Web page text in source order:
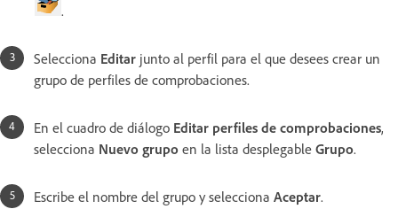
.
Selecciona Editar junto al perfil para el que desees crear un
grupo de perfiles de comprobaciones.
En el cuadro de diálogo Editar perfiles de comprobaciones,
selecciona Nuevo grupo en la lista desplegable Grupo.
Escribe el nombre del grupo y selecciona Aceptar.